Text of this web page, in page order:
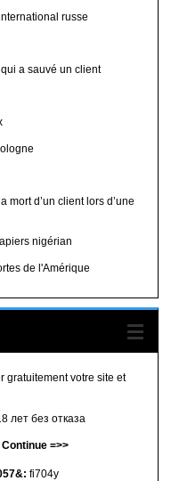
russe
a sauvé un client
mort d’un client lors d’une
nigérian
de l'Amérique
gratuitement votre site et
лет без отказа
=>>
fi704y